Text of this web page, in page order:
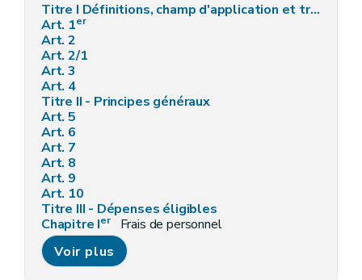
Titre I Définitions, champ d'application et traitement des données à caractère personnel - AGW du 16 septembre 2021, art. 2
Art. 1er
Art. 2
Art. 2/1
Art. 3
Art. 4
Titre II - Principes généraux
Art. 5
Art. 6
Art. 7
Art. 8
Art. 9
Art. 10
Titre III - Dépenses éligibles
Chapitre Ier
Frais de personnel
Art. 11
Chapitre II Prestations externes
Section 1re
Voir plus